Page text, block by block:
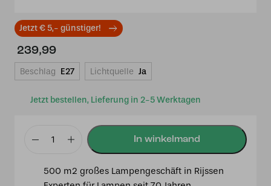
Jetzt € 5,- günstiger!
Jetzt bestellen, Lieferung in 2-5 Werktagen
239,99
Beschlag E27 Lichtquelle Ja
Tiffany
Pretty500 m2 großes Lampengeschäft in Rijssen